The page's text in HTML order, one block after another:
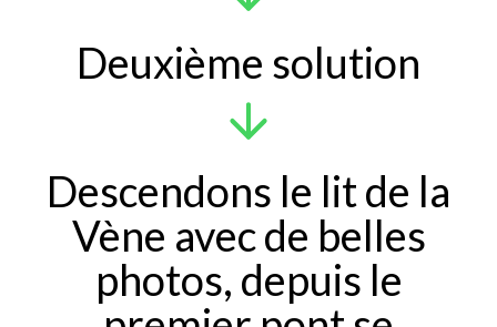
Deuxième solution
Descendons le lit de la
Vène avec de belles
photos, depuis le